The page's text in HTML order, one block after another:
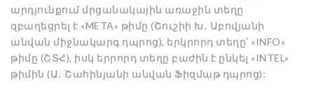
արդյունքում մրցանակային առաջին տեղը
զբաղեցրել է «META» թիմը (Շուշիի Խ․ Աբովյանի
անվան միջնակարգ դպրոց), երկրորդ տեղը՝ «INFO»
թիմը (ՇՏՀ), իսկ երրորդ տեղը բաժին է ընկել «INTEL»
թիմին (Ա․ Շահինյանի անվան Ֆիզմաթ դպրոց):